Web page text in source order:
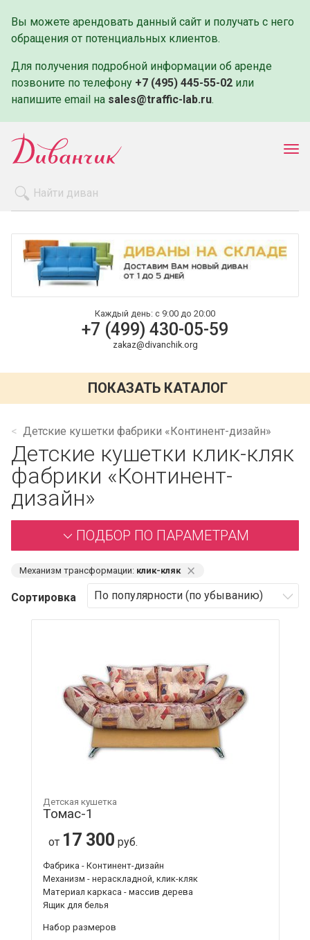
Вы можете арендовать данный сайт и получать с него
обращения от потенциальных клиентов.
Для получения подробной информации об аренде
позвоните по телефону +7 (495) 445-55-02 или
напишите email на sales@traffic-lab.ru.
Оплата и доставка
Контакты
Каждый день: с 9:00 до 20:00
+7 (499) 430-05-59
zakaz@divanchik.org
ПОКАЗАТЬ КАТАЛОГ
Детские кушетки фабрики «Континент-дизайн»
Детские кушетки клик-кляк
фабрики «Континент-
дизайн»
ПОДБОР ПО ПАРАМЕТРАМ
Механизм трансформации: клик-кляк ⨯
Сортировка
Детская кушетка
Томас-1
от 17 300 руб.
Фабрика - Континент-дизайн
Механизм - нераскладной, клик-кляк
Материал каркаса - массив дерева
Ящик для белья
Набор размеров